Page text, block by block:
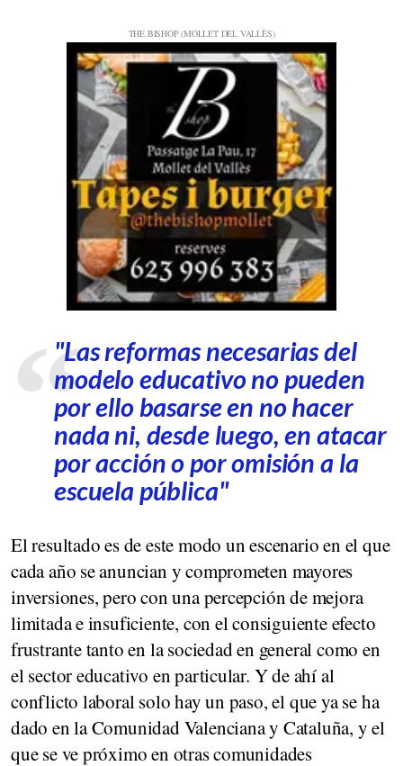
"Las reformas necesarias del
modelo educativo no pueden
por ello basarse en no hacer
nada ni, desde luego, en atacar
por acción o por omisión a la
escuela pública"
El resultado es de este modo un escenario en el que
cada año se anuncian y comprometen mayores
inversiones, pero con una percepción de mejora
limitada e insuficiente, con el consiguiente efecto
frustrante tanto en la sociedad en general como en
el sector educativo en particular. Y de ahí al
conflicto laboral solo hay un paso, el que ya se ha
dado en la Comunidad Valenciana y Cataluña, y el
que se ve próximo en otras comunidades